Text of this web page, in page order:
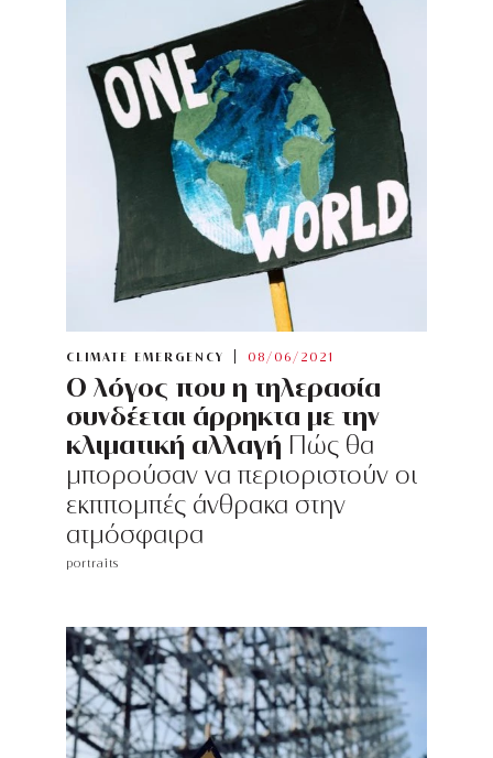
CLIMATE EMERGENCY 08/06/2021
Ο λόγος που η τηλερασία
συνδέεται άρρηκτα με την
κλιματική αλλαγή Πώς θα
μπορούσαν να περιοριστούν οι
εκππομπές άνθρακα στην
ατμόσφαιρα
portraits